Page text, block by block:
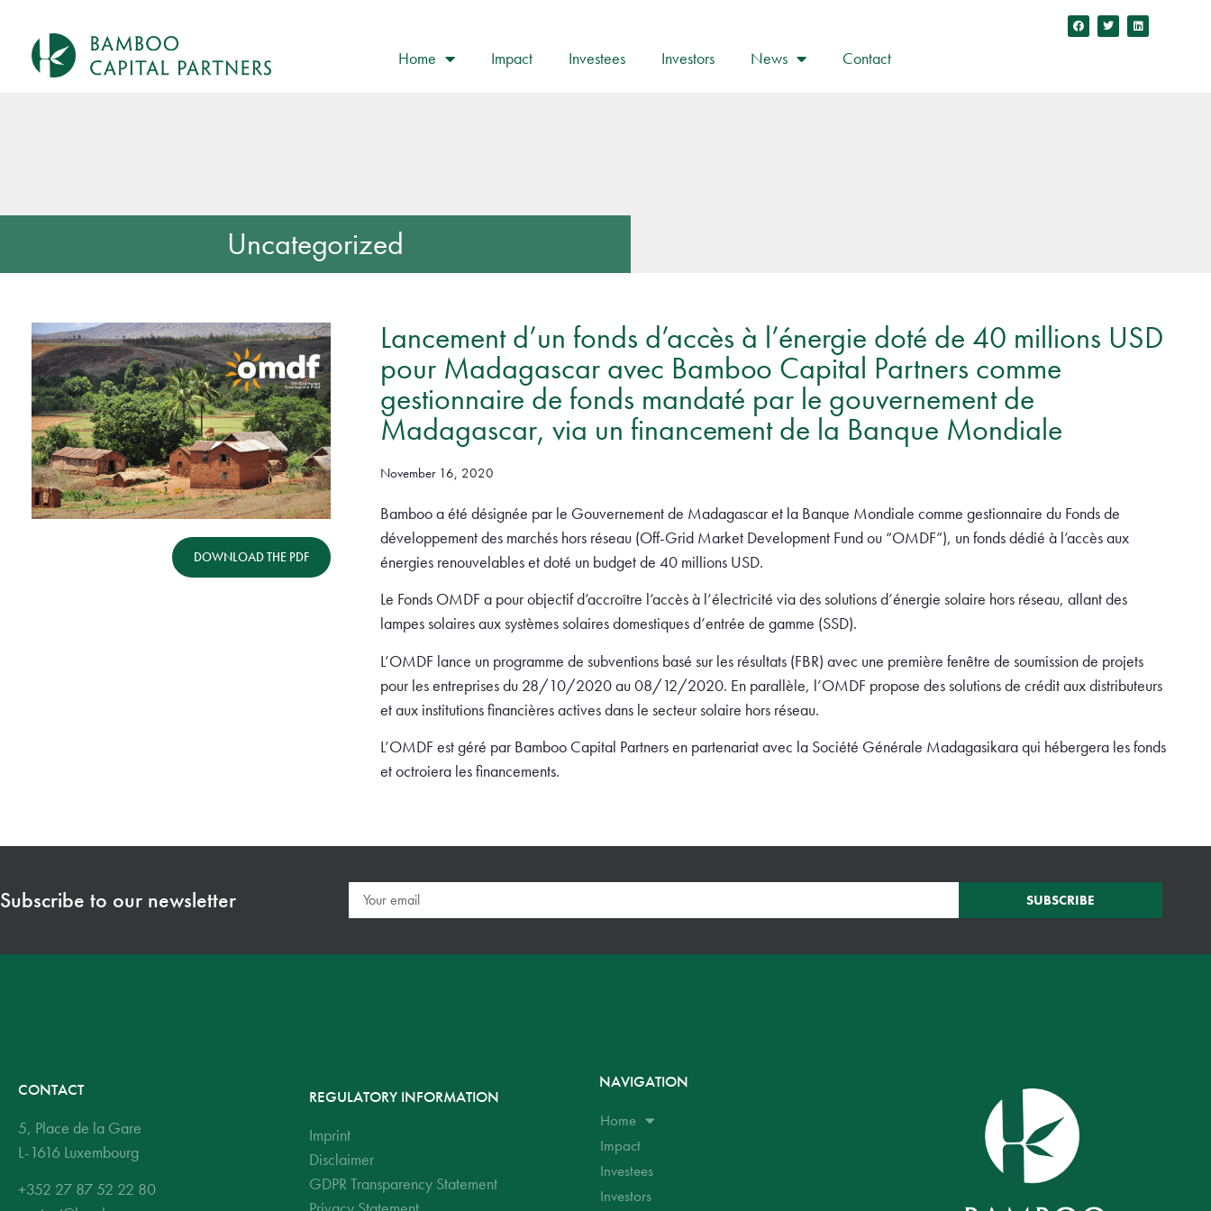
Home Impact Investees Investors News Contact
Uncategorized
DOWNLOAD THE PDF
Lancement d’un fonds d’accès à l’énergie doté de 40 millions USD
pour Madagascar avec Bamboo Capital Partners comme
gestionnaire de fonds mandaté par le gouvernement de
Madagascar, via un financement de la Banque Mondiale
November 16, 2020
Bamboo a été désignée par le Gouvernement de Madagascar et la Banque Mondiale comme gestionnaire du Fonds de
développement des marchés hors réseau (Off-Grid Market Development Fund ou “OMDF”), un fonds dédié à l’accès aux
énergies renouvelables et doté un budget de 40 millions USD.
Le Fonds OMDF a pour objectif d’accroître l’accès à l’électricité via des solutions d’énergie solaire hors réseau, allant des
lampes solaires aux systèmes solaires domestiques d’entrée de gamme (SSD).
L’OMDF lance un programme de subventions basé sur les résultats (FBR) avec une première fenêtre de soumission de projets
pour les entreprises du 28/10/2020 au 08/12/2020. En parallèle, l’OMDF propose des solutions de crédit aux distributeurs
et aux institutions financières actives dans le secteur solaire hors réseau.
L’OMDF est géré par Bamboo Capital Partners en partenariat avec la Société Générale Madagasikara qui hébergera les fonds
et octroiera les financements.
Subscribe to our newsletter SUBSCRIBE
CONTACT
5, Place de la Gare
L-1616 Luxembourg
+352 27 87 52 22 80
REGULATORY INFORMATION
Imprint
Disclaimer
GDPR Transparency Statement
NAVIGATION
Home
Impact
Investees
Investors